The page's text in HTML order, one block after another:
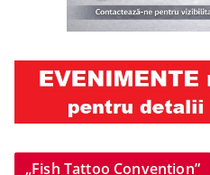
„Fish Tattoo Convention”